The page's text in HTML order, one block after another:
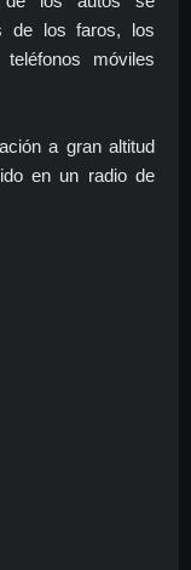
de los faros, los
móviles
a gran altitud
en un radio de